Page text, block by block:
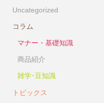
Uncategorized
コラム
マナー・基礎知識
商品紹介
雑学･豆知識
トピックス